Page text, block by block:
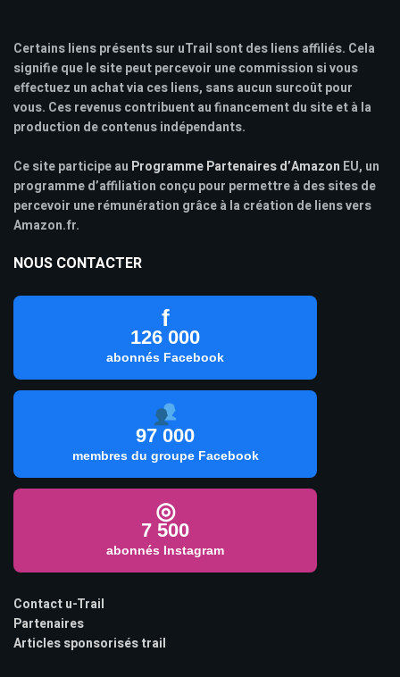
Certains liens présents sur uTrail sont des liens affiliés. Cela
signifie que le site peut percevoir une commission si vous
effectuez un achat via ces liens, sans aucun surcoût pour
vous. Ces revenus contribuent au financement du site et à la
production de contenus indépendants.
Ce site participe au Programme Partenaires d’Amazon EU, un
programme d’affiliation conçu pour permettre à des sites de
percevoir une rémunération grâce à la création de liens vers
Amazon.fr.
NOUS CONTACTER
f
126 000
abonnés Facebook
97 000
membres du groupe Facebook
◎
7 500
abonnés Instagram
Contact u-Trail
Partenaires
Articles sponsorisés trail